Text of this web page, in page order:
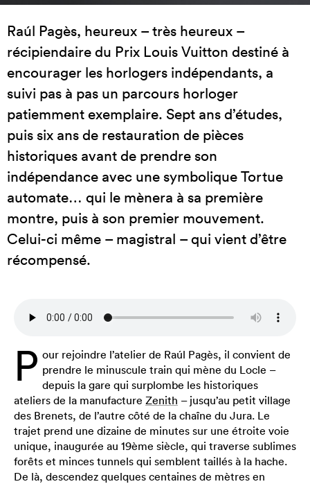
Raúl Pagès, heureux – très heureux –
récipiendaire du Prix Louis Vuitton destiné à
encourager les horlogers indépendants, a
suivi pas à pas un parcours horloger
patiemment exemplaire. Sept ans d’études,
puis six ans de restauration de pièces
historiques avant de prendre son
indépendance avec une symbolique Tortue
automate… qui le mènera à sa première
montre, puis à son premier mouvement.
Celui-ci même – magistral – qui vient d’être
récompensé.
P our rejoindre l’atelier de Raúl Pagès, il convient de
prendre le minuscule train qui mène du Locle –
depuis la gare qui surplombe les historiques
ateliers de la manufacture Zenith – jusqu’au petit village
des Brenets, de l’autre côté de la chaîne du Jura. Le
trajet prend une dizaine de minutes sur une étroite voie
unique, inaugurée au 19ème siècle, qui traverse sublimes
forêts et minces tunnels qui semblent taillés à la hache.
De là, descendez quelques centaines de mètres en